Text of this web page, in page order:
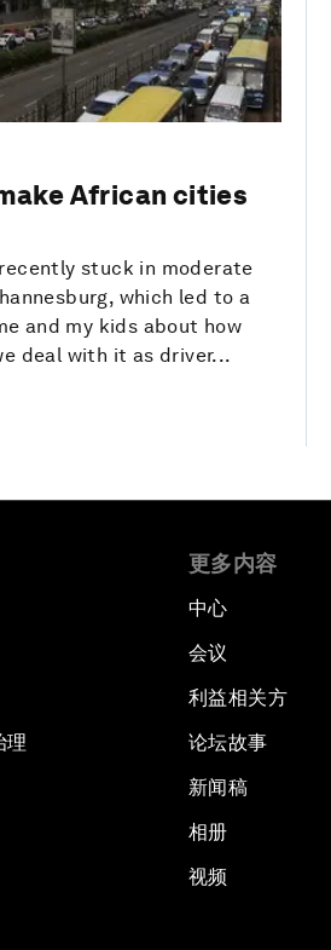
African cities
stuck in moderate
which led to a
and my kids about how
deal with it as driver...
理
更多内容
中心
会议
利益相关方
论坛故事
新闻稿
相册
视频